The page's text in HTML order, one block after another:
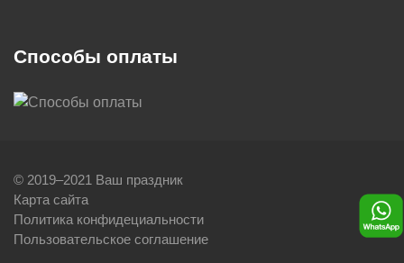
Способы оплаты
© 2019–2021 Ваш праздник
Карта сайта
Политика конфидециальности
Пользовательское соглашение